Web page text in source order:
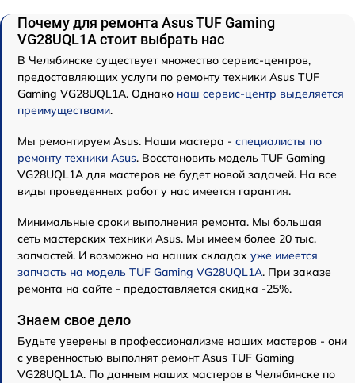
Почему для ремонта Asus TUF Gaming
VG28UQL1A стоит выбрать нас
В Челябинске существует множество сервис-центров,
предоставляющих услуги по ремонту техники Asus TUF
Gaming VG28UQL1A. Однако наш сервис-центр выделяется
преимуществами.
Мы ремонтируем Asus. Наши мастера - специалисты по
ремонту техники Asus. Восстановить модель TUF Gaming
VG28UQL1A для мастеров не будет новой задачей. На все
виды проведенных работ у нас имеется гарантия.
Минимальные сроки выполнения ремонта. Мы большая
сеть мастерских техники Asus. Мы имеем более 20 тыс.
запчастей. И возможно на наших складах уже имеется
запчасть на модель TUF Gaming VG28UQL1A. При заказе
ремонта на сайте - предоставляется скидка -25%.
Знаем свое дело
Будьте уверены в профессионализме наших мастеров - они
с уверенностью выполнят ремонт Asus TUF Gaming
VG28UQL1A. По данным наших мастеров в Челябинске по